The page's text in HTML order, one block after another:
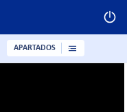
APARTADOS